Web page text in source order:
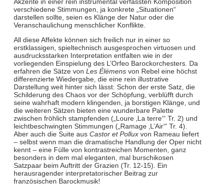
verschiedene Stimmungen, ja konkrete „Situationen“
darstellen sollte, seien es Klänge der Natur oder die
Veranschaulichung menschlicher Konflikte.
All diese Affekte können sich freilich nur in einer so
erstklassigen, spieltechnisch ausgesprochen virtuosen und
ausdrucksstarken Interpretation entfalten wie in der
vorliegenden Einspielung des L’Orfeo Barockorchesters. Da
erfahren die Sätze von Les Élémensvon Rebel eine höchst
differenzierte Wiedergabe, die eine rein illustrative
Darstellung weit hinter sich lässt: Schon der erste Satz, die
Schilderung des Chaos vor der Schöpfung, verblüfft durch
seine wahrhaft modern klingenden, ja borstigen Klänge, und
die weiteren Sätzen bieten eine wunderbare Palette
zwischen fröhlich stampfenden („Loure ‚La terre‘“ Tr. 2) und
leichtbeschwingten Stimmungen („Ramage ‚L’Air‘“ Tr. 4).
Aber auch die Suite aus Castor et Polluxvon Rameau liefert
– selbst wenn man die dramatische Handlung der Oper nicht
kennt – eine Fülle von kontrastreichen Momenten, ganz
besonders in dem mal eleganten, mal burschikosen
Satzpaar beim Auftritt der Grazien (Tr. 12-15). Ein
herausragender interpretatorischer Beitrag zur
französischen Barockmusik!